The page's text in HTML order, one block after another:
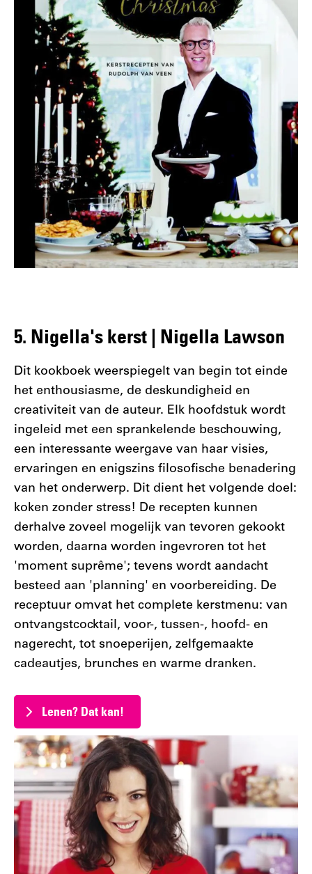
5. Nigella's kerst | Nigella Lawson
Dit kookboek weerspiegelt van begin tot einde
het enthousiasme, de deskundigheid en
creativiteit van de auteur. Elk hoofdstuk wordt
ingeleid met een sprankelende beschouwing,
een interessante weergave van haar visies,
ervaringen en enigszins filosofische benadering
van het onderwerp. Dit dient het volgende doel:
koken zonder stress! De recepten kunnen
derhalve zoveel mogelijk van tevoren gekookt
worden, daarna worden ingevroren tot het
'moment suprême'; tevens wordt aandacht
besteed aan 'planning' en voorbereiding. De
receptuur omvat het complete kerstmenu: van
ontvangstcocktail, voor-, tussen-, hoofd- en
nagerecht, tot snoeperijen, zelfgemaakte
cadeautjes, brunches en warme dranken.
Lenen? Dat kan!